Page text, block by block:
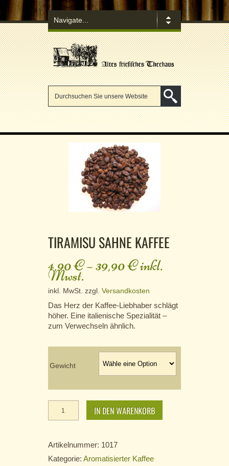
TIRAMISU SAHNE KAFFEE
4,90€–39,90€inkl.
Mwst.
inkl. MwSt. zzgl. Versandkosten
Das Herz der Kaffee-Liebhaber schlägt
höher. Eine italienische Spezialität –
zum Verwechseln ähnlich.
Gewicht
Tiramisu
Sahne
IN DEN WARENKORB
Artikelnummer: 1017
Kategorie: Aromatisierter Kaffee